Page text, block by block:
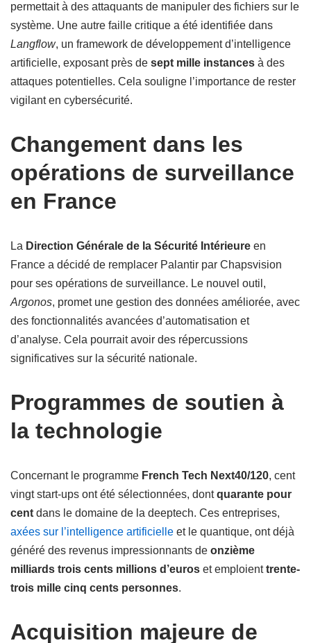
permettait à des attaquants de manipuler des fichiers sur le
système. Une autre faille critique a été identifiée dans
Langflow, un framework de développement d’intelligence
artificielle, exposant près de sept mille instances à des
attaques potentielles. Cela souligne l’importance de rester
vigilant en cybersécurité.
Changement dans les
opérations de surveillance
en France
La Direction Générale de la Sécurité Intérieure en
France a décidé de remplacer Palantir par Chapsvision
pour ses opérations de surveillance. Le nouvel outil,
Argonos, promet une gestion des données améliorée, avec
des fonctionnalités avancées d’automatisation et
d’analyse. Cela pourrait avoir des répercussions
significatives sur la sécurité nationale.
Programmes de soutien à
la technologie
Concernant le programme French Tech Next40/120, cent
vingt start-ups ont été sélectionnées, dontquarante pour
cent dans le domaine de la deeptech. Ces entreprises,
axées sur l’intelligence artificielle et le quantique, ont déjà
généré des revenus impressionnants de onzième
milliards trois cents millions d’euros et emploienttrente-
trois mille cinq cents personnes.
Acquisition majeure de